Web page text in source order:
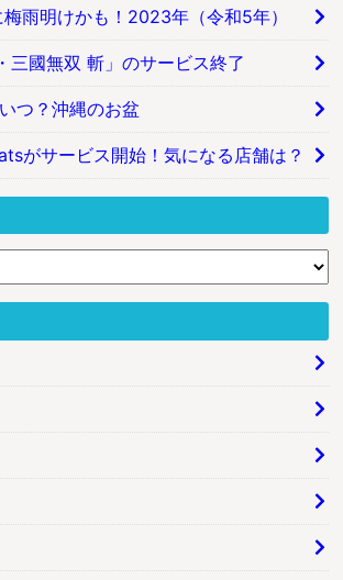
雨明けかも！2023年（令和5年）
三國無双 斬」のサービス終了
つ？沖縄のお盆
がサービス開始！気になる店舗は？